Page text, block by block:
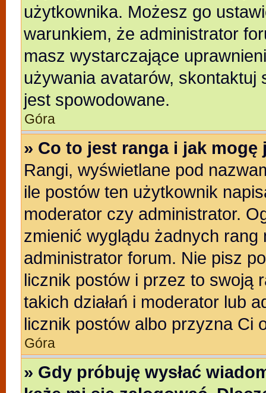
użytkownika. Możesz go
warunkiem, że administrator
masz wystarczające
używania avatarów,
jest spowodowane.
Góra
» Co to jest ranga i jak mogę
Rangi, wyświetlane pod
ile postów ten użytkownik
moderator czy administrator.
zmienić wyglądu żadnych
administrator forum. Nie pisz
licznik postów i przez to swoją
takich działań i moderator lub
licznik postów albo przyzna Ci
Góra
» Gdy próbuję wysłać